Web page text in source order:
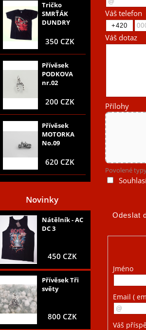
Váš telefon
Váš dotaz
Přílohy
Povolené
Jméno
Email (
Váš
Tričko
SMRŤÁK
DUNDRY
350 CZK
Přívěsek
PODKOVA
nr.02
200 CZK
Přívěsek
MOTORKA
No.09
620 CZK
Novinky
Nátělník - AC
DC 3
450 CZK
Přívěsek Tři
světy
800 CZK